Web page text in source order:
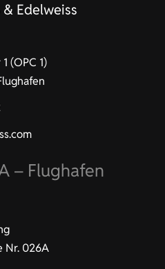
& Edelweiss
(OPC 1)
– Flughafen
Nr. 026A